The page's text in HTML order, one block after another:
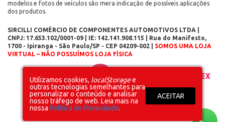
modelos e fotos de veículos são mera indicação de possíveis aplicações
dos produtos.
SIRCILLI COMÉRCIO DE COMPONENTES AUTOMOTIVOS LTDA |
CNPJ: 17.653.102/0001-09 | IE: 142.141.908.115 | Rua do Manifesto,
1700 - Ipiranga - São Paulo/SP - CEP 04209-002 | SOMOS UMA LOJA
VIRTUAL – NÃO POSSUÍMOS LOJA FÍSICA
Layout inicial
ACEITAR
Utilizamos cookies, localStoragee
outras tecnologias semelhantes para
personalizar o conteúdo e analisar
nosso tráfego de web. Leia mais na
nossa Política de Privacidade.